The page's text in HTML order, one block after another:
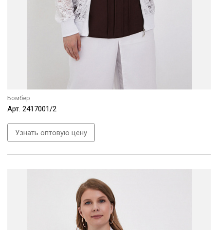
Бомбер
Арт. 2417001/2
Узнать оптовую цену